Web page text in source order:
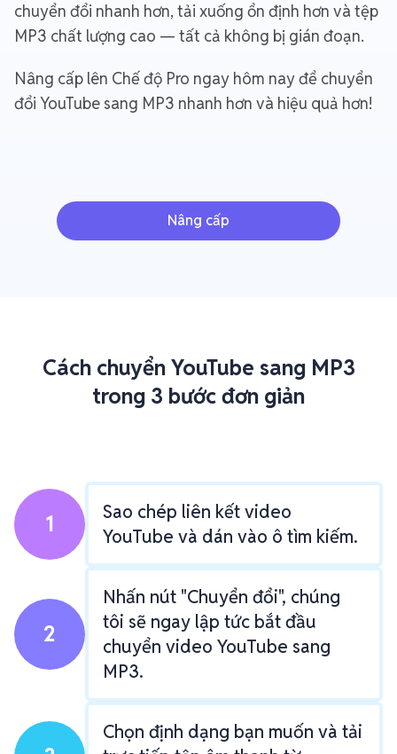
chuyển đổi nhanh hơn, tải xuống ổn định hơn và tệp
MP3 chất lượng cao — tất cả không bị gián đoạn.
Nâng cấp lên Chế độ Pro ngay hôm nay để chuyển
đổi YouTube sang MP3 nhanh hơn và hiệu quả hơn!
Nâng cấp
Cách chuyển YouTube sang MP3
trong 3 bước đơn giản
1
Sao chép liên kết video
YouTube và dán vào ô tìm kiếm.
2
Nhấn nút "Chuyển đổi", chúng
tôi sẽ ngay lập tức bắt đầu
chuyển video YouTube sang
MP3.
Chọn định dạng bạn muốn và tải